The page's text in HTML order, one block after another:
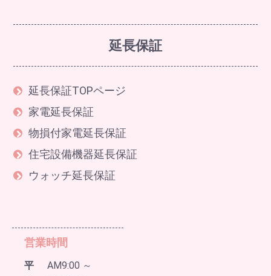
延長保証
延長保証TOPページ
家電延長保証
物損付家電延長保証
住宅設備機器延長保証
ウォッチ延長保証
営業時間
平
AM9:00 ～